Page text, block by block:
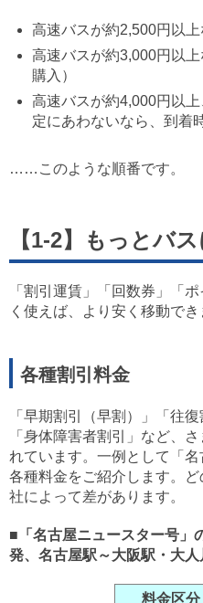
高速バスが約2,500円以
高速バスが約3,000円以
購入）
高速バスが約4,000円以
定にあわないなら、到着
……このような順番です。
【1-2】もっとバ
「割引運賃」「回数券」「
く使えば、より安く移動でき
各種割引料金
「早期割引（早割）」「往
「身体障害者割引」など、
れています。一例として「
各種料金をご紹介します。
社によって差があります。
■「名古屋ニュースター号」
発、名古屋駅～大阪駅・大人
料金区分